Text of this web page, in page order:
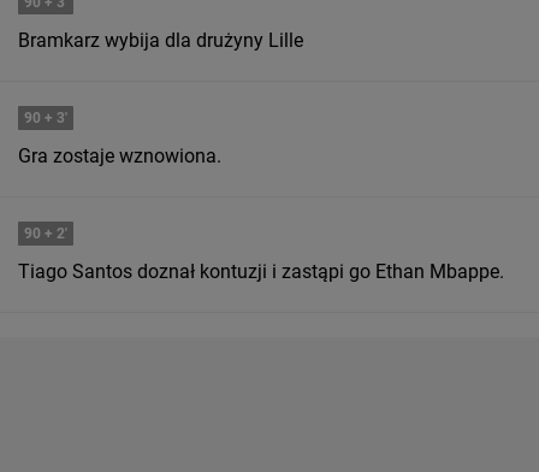
Bramkarz wybija dla drużyny Lille
90 + 3'
Gra zostaje wznowiona.
90 + 2'
Tiago Santos doznał kontuzji i zastąpi go Ethan Mbappe.